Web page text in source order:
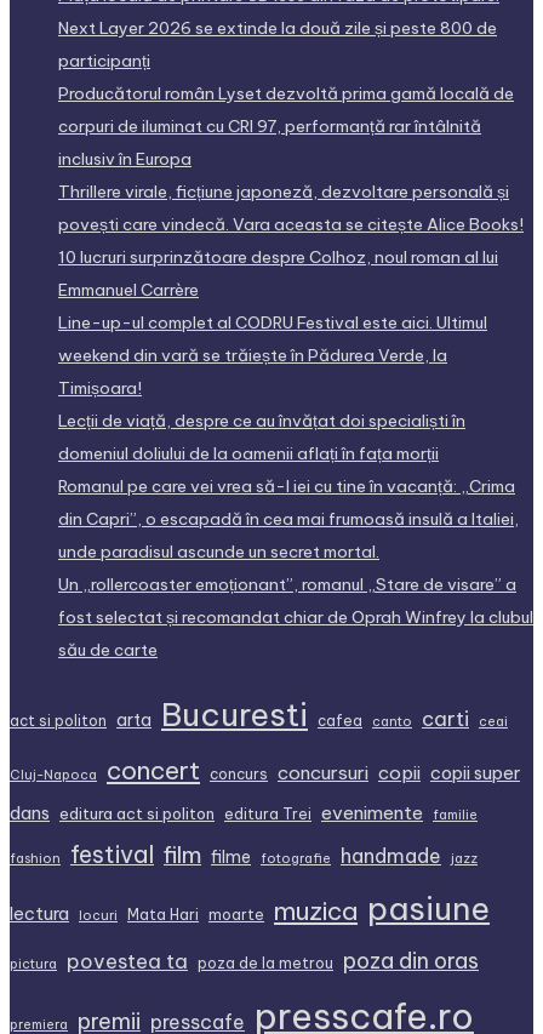
Next Layer 2026 se extinde la două zile și peste 800 de
participanți
Producătorul român Lyset dezvoltă prima gamă locală de
corpuri de iluminat cu CRI 97, performanță rar întâlnită
inclusiv în Europa
Thrillere virale, ficțiune japoneză, dezvoltare personală și
povești care vindecă. Vara aceasta se citește Alice Books!
10 lucruri surprinzătoare despre Colhoz, noul roman al lui
Emmanuel Carrère
Line-up-ul complet al CODRU Festival este aici. Ultimul
weekend din vară se trăiește în Pădurea Verde, la
Timișoara!
Lecții de viață, despre ce au învățat doi specialiști în
domeniul doliului de la oamenii aflați în fața morții
Romanul pe care vei vrea să-l iei cu tine în vacanță: „Crima
din Capri”, o escapadă în cea mai frumoasă insulă a Italiei,
unde paradisul ascunde un secret mortal.
Un „rollercoaster emoționant”, romanul „Stare de visare” a
fost selectat și recomandat chiar de Oprah Winfrey la clubul
său de carte
act si politon arta Bucuresti cafea canto carti ceai
Cluj-Napoca concert concurs concursuri copii copii super
dans editura act si politon editura Trei evenimente familie
fashion festival film filme fotografie handmade jazz
lectura locuri Mata Hari moarte muzica pasiune
pictura povestea ta poza de la metrou poza din oras
premiera premii presscafe presscafe.ro